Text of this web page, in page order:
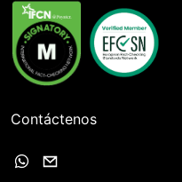
Contáctenos